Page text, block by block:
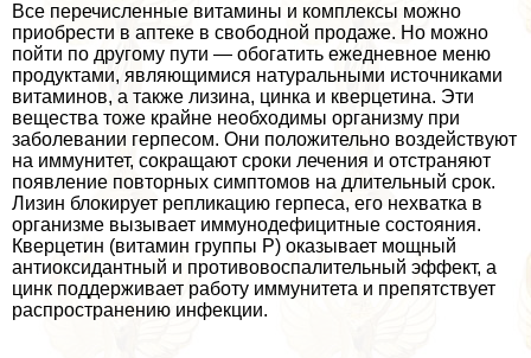
Все перечисленные витамины и комплексы можно
приобрести в аптеке в свободной продаже. Но можно
пойти по другому пути — обогатить ежедневное меню
продуктами, являющимися натуральными источниками
витаминов, а также лизина, цинка и кверцетина. Эти
вещества тоже крайне необходимы организму при
заболевании гepпeсом. Они положительно воздействуют
на иммунитет, сокращают сроки лечения и отстраняют
появление повторных симптомов на длительный срок.
Лизин блокирует репликацию гepпeса, его нехватка в
организме вызывает иммунодефицитные состояния.
Кверцетин (витамин группы Р) оказывает мощный
антиоксидантный и противовоспалительный эффект, а
цинк поддерживает работу иммунитета и препятствует
распространению инфекции.